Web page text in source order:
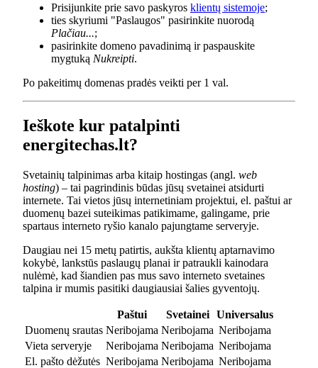
Prisijunkite prie savo paskyros klientų sistemoje;
ties skyriumi "Paslaugos" pasirinkite nuorodą
Plačiau...;
pasirinkite domeno pavadinimą ir paspauskite
mygtuką Nukreipti.
Po pakeitimų domenas pradės veikti per 1 val.
Ieškote kur patalpinti
energitechas.lt?
Svetainių talpinimas arba kitaip hostingas (angl. web
hosting) – tai pagrindinis būdas jūsų svetainei atsidurti
internete. Tai vietos jūsų internetiniam projektui, el. paštui ar
duomenų bazei suteikimas patikimame, galingame, prie
spartaus interneto ryšio kanalo pajungtame serveryje.
Daugiau nei 15 metų patirtis, aukšta klientų aptarnavimo
kokybė, lankstūs paslaugų planai ir patraukli kainodara
nulėmė, kad šiandien pas mus savo interneto svetaines
talpina ir mumis pasitiki daugiausiai šalies gyventojų.
Paštui Svetainei
Universalus
Duomenų srautas Neribojama Neribojama Neribojama
Vieta serveryje
Neribojama Neribojama Neribojama
El. pašto dėžutės Neribojama Neribojama Neribojama